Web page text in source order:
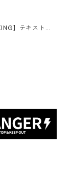
】テキストカ
テッカー | ドライ
ガベ | 看板 | サイ
駐車禁止 | 庭 | 外